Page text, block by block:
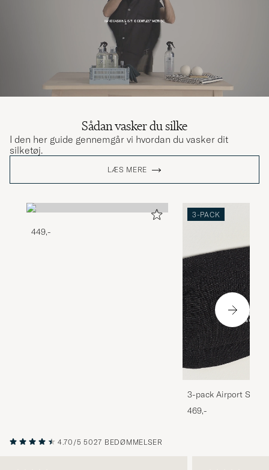
Sådan vasker du silke
I den her guide gennemgår vi hvordan du vasker dit
silketøj.
LÆS MERE
449,-
3-PACK
3-pack Airport
Melange
469,-
4.70/5 5027 BEDØMMELSER